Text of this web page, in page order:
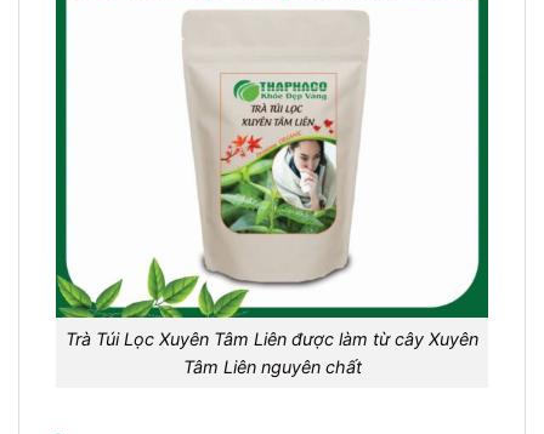
Trà Túi Lọc Xuyên Tâm Liên được làm từ cây Xuyên
Tâm Liên nguyên chất